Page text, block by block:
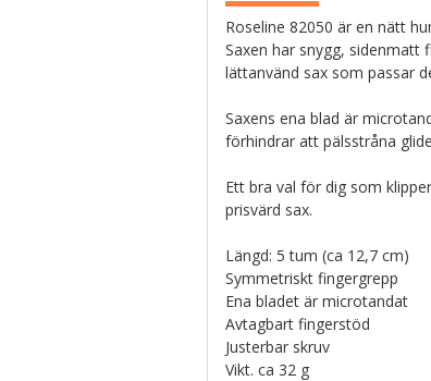
Roseline 82050 är en nätt
Saxen har snygg, sidenmatt
lättanvänd sax som passar
Saxens ena blad är
förhindrar att pälsstråna
Ett bra val för dig som
prisvärd sax.
Längd: 5 tum (ca 12,7 cm)
Symmetriskt fingergrepp
Ena bladet är microtandat
Avtagbart fingerstöd
Justerbar skruv
Vikt. ca 32 g